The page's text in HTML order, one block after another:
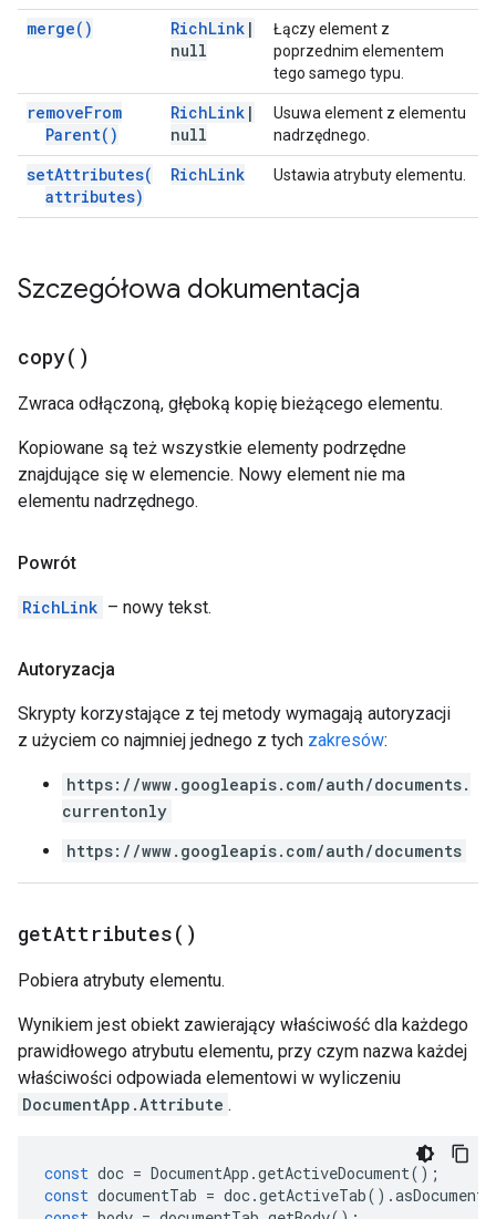
merge( ) RichLink |
null
Łączy element z
poprzednim elementem
tego samego typu.
removeFrom
Parent( )
RichLink |
null
Usuwa element z elementu
nadrzędnego.
setAttributes(
attributes)
RichLink Ustawia atrybuty elementu.
Szczegółowa dokumentacja
copy( )
Zwraca odłączoną, głęboką kopię bieżącego elementu.
Kopiowane są też wszystkie elementy podrzędne
znajdujące się w elemencie. Nowy element nie ma
elementu nadrzędnego.
Powrót
RichLink – nowy tekst.
Autoryzacja
Skrypty korzystające z tej metody wymagają autoryzacji
z użyciem co najmniej jednego z tych zakresów:
https://www.googleapis.com/auth/documents.
currentonly
https://www.googleapis.com/auth/documents
getAttributes( )
Pobiera atrybuty elementu.
Wynikiem jest obiekt zawierający właściwość dla każdego
prawidłowego atrybutu elementu, przy czym nazwa każdej
właściwości odpowiada elementowi w wyliczeniu
DocumentApp.Attribute .
const doc = DocumentApp .getActiveDocument();
const documentTab = doc.getActiveTab().